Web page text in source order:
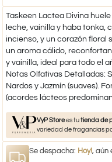
Taskeen Lactea Divina
leche, vainilla y haba tonka,
incienso, y un corazón floral
un aroma cálido,
y vainilla, ideal para todo el
Notas Olfativas Detalladas:
Nardos y Jazmín (suaves).
(acordes lácteos
VyP Storees tutienda de
variedad de fragancias
Se despacha: Hoy!, aún